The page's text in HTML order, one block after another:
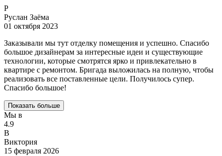
Р
Руслан Заёма
01 октября 2023
Заказывали мы тут отделку помещения и успешно. Спасибо
большое дизайнерам за интересные идеи и существующие
технологии, которые смотрятся ярко и привлекательно в
квартире с ремонтом. Бригада выложилась на полную, чтобы
реализовать все поставленные цели. Получилось супер.
Спасибо большое!
Показать больше
Мы в
4.9
В
Виктория
15 февраля 2026